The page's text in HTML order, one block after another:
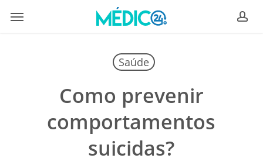
Menu
Saúde
Como prevenir
comportamentos
suicidas?